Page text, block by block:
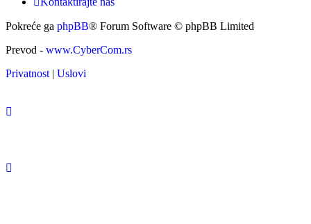
Pokreće ga phpBB® Forum Software © phpBB Limited
Prevod - www.CyberCom.rs
Privatnost | Uslovi